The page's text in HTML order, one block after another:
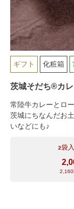
シーン別特集
お中元ギフト
ギフト 化粧箱
茨城そだち®カ
常陸牛カレーとロ
茨城にちなんだお
いなどにも♪
2袋
2,160